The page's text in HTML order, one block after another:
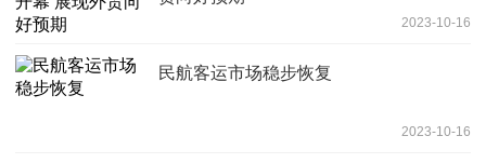
2023-10-16
民航客运市场稳步恢复
2023-10-16